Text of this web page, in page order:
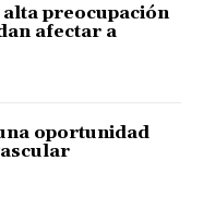
alta preocupación
afectar a
oportunidad